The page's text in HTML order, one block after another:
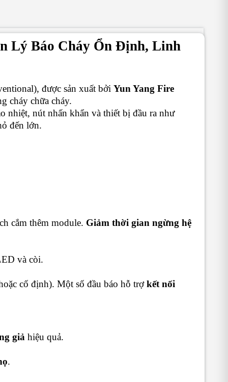
Lý Báo Cháy Ổn Định, Linh
được sản xuất bởi Yun Yang Fire
cháy chữa cháy.
nhiệt, nút nhấn khẩn và thiết bị đầu ra như
đến lớn.
cắm thêm module. Giảm thời gian ngừng hệ
và còi.
cố định). Một số đầu báo hỗ trợkết nối
giả hiệu quả.
.